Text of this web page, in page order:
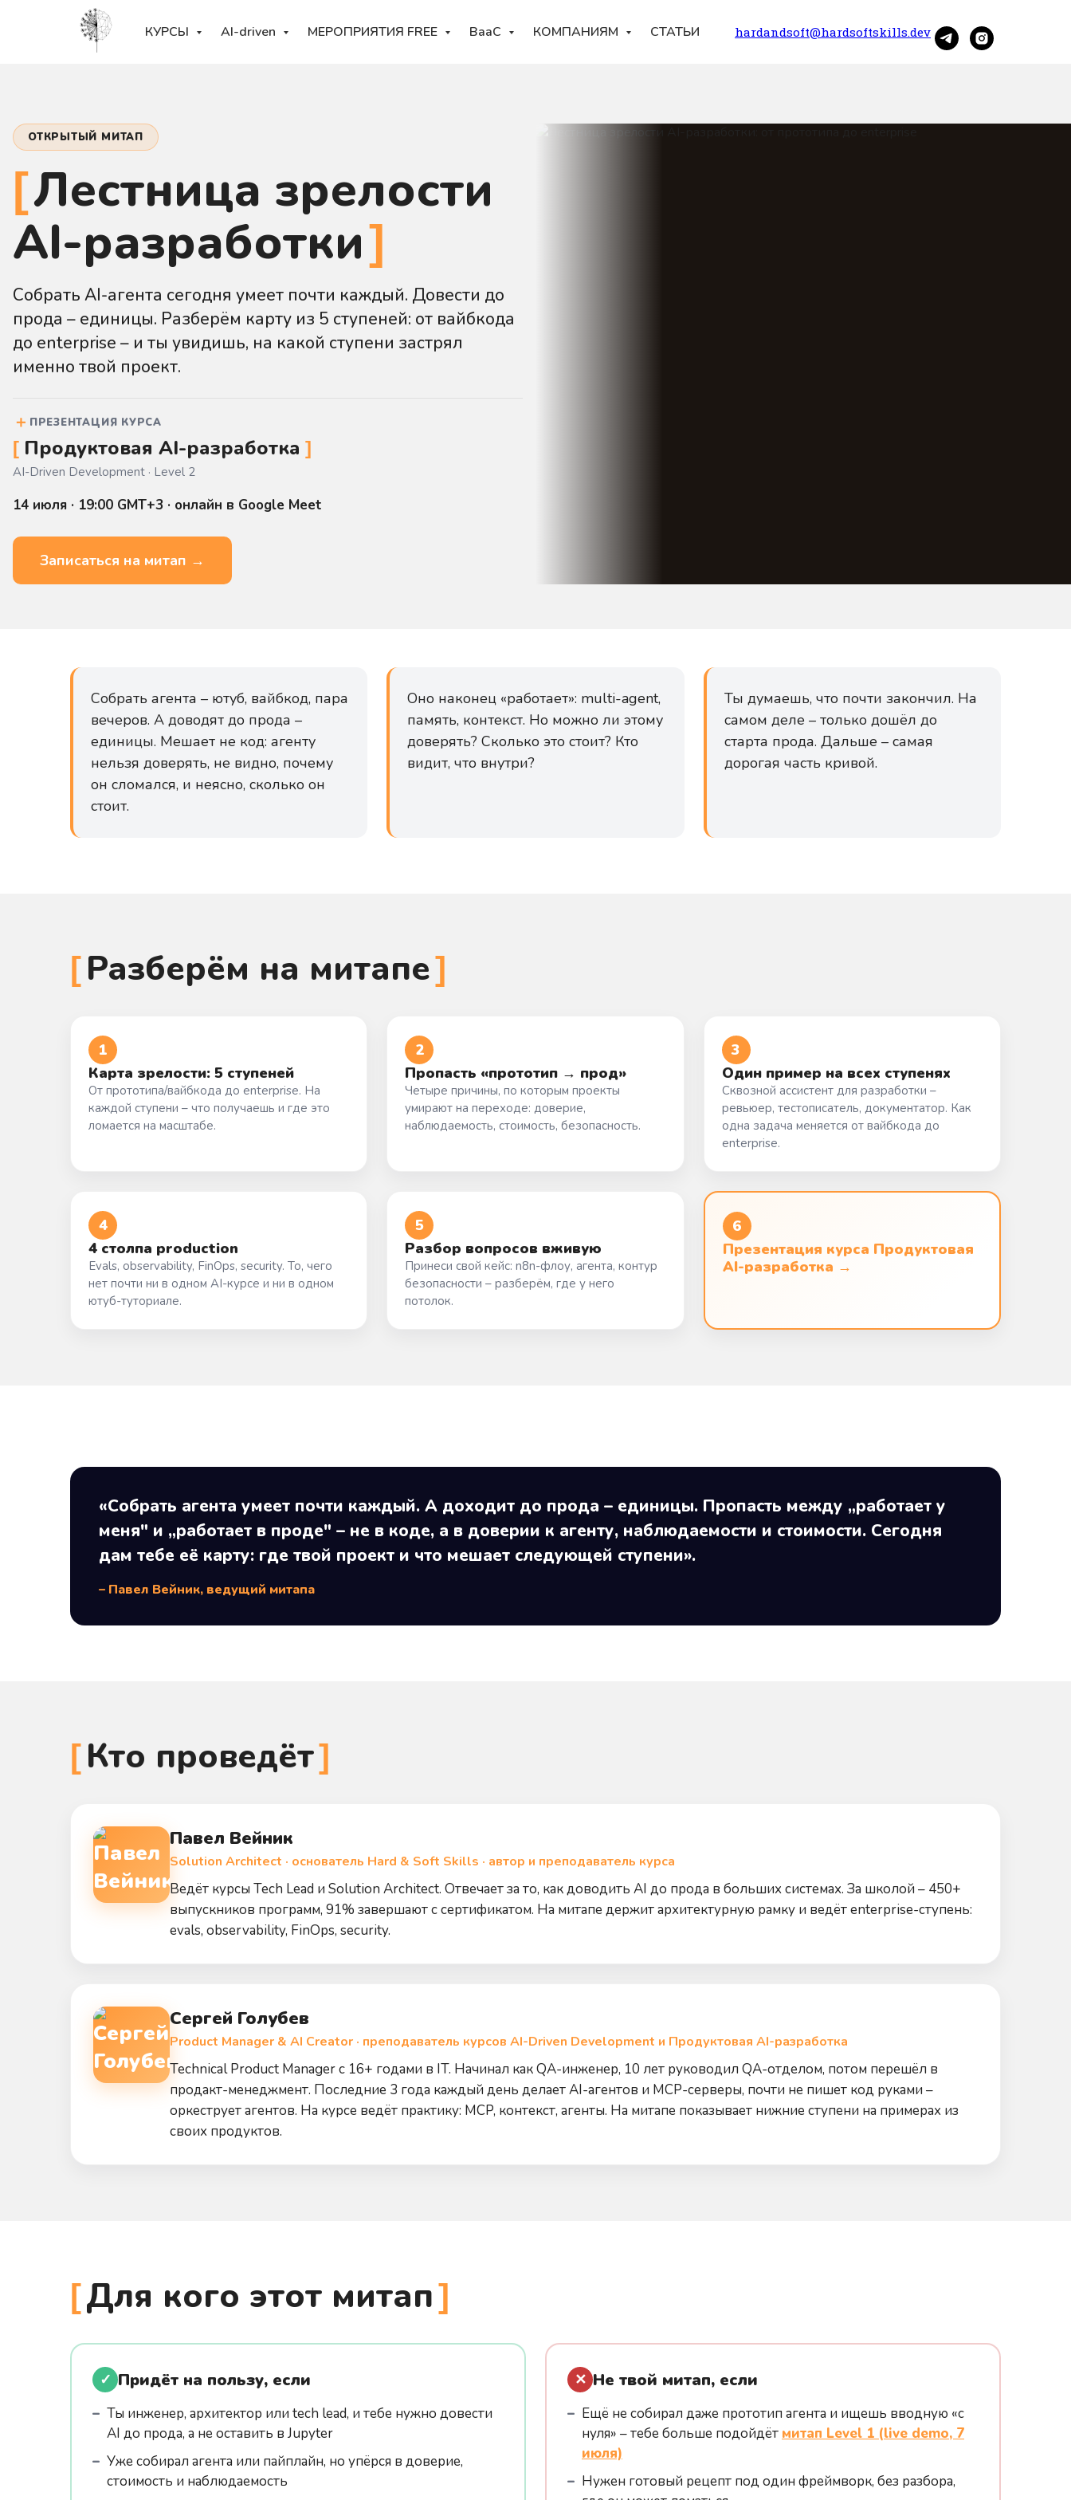
КУРСЫ AI-driven МЕРОПРИЯТИЯ FREE BaaC КОМПАНИЯМ СТАТЬИ hardandsoft@hardsoftskills.dev
ОТКРЫТЫЙ МИТАП
Лестница зрелости
AI-разработки
Собрать AI-агента сегодня умеет почти каждый. Довести до
прода – единицы. Разберём карту из 5 ступеней: от вайбкода
до enterprise – и ты увидишь, на какой ступени застрял
именно твой проект.
＋ ПРЕЗЕНТАЦИЯ КУРСА
Продуктовая AI-разработка
AI-Driven Development · Level 2
14 июля · 19:00 GMT+3 · онлайн в Google Meet
Записаться на митап →
Собрать агента – ютуб, вайбкод, пара
вечеров. А доводят до прода –
единицы. Мешает не код: агенту
нельзя доверять, не видно, почему
он сломался, и неясно, сколько он
стоит.
Оно наконец «работает»: multi-agent,
память, контекст. Но можно ли этому
доверять? Сколько это стоит? Кто
видит, что внутри?
Ты думаешь, что почти закончил. На
самом деле – только дошёл до
старта прода. Дальше – самая
дорогая часть кривой.
Разберём на митапе
1
Карта зрелости: 5 ступеней
От прототипа/вайбкода до enterprise. На
каждой ступени – что получаешь и где это
ломается на масштабе.
2
Пропасть «прототип → прод»
Четыре причины, по которым проекты
умирают на переходе: доверие,
наблюдаемость, стоимость, безопасность.
3
Один пример на всех ступенях
Сквозной ассистент для разработки –
ревьюер, тестописатель, документатор. Как
одна задача меняется от вайбкода до
enterprise.
4
4 столпа production
Evals, observability, FinOps, security. То, чего
нет почти ни в одном AI-курсе и ни в одном
ютуб-туториале.
5
Разбор вопросов вживую
Принеси свой кейс: n8n-флоу, агента, контур
безопасности – разберём, где у него
потолок.
6
Презентация курса Продуктовая
AI-разработка →
«Собрать агента умеет почти каждый. А доходит до прода – единицы. Пропасть между „работает у
меня" и „работает в проде" – не в коде, а в доверии к агенту, наблюдаемости и стоимости. Сегодня
дам тебе её карту: где твой проект и что мешает следующей ступени».
– Павел Вейник, ведущий митапа
Кто проведёт
Павел Вейник
Solution Architect · основатель Hard & Soft Skills · автор и преподаватель курса
Ведёт курсы Tech Lead и Solution Architect. Отвечает за то, как доводить AI до прода в больших системах. За школой – 450+
выпускников программ, 91% завершают с сертификатом. На митапе держит архитектурную рамку и ведёт enterprise-ступень:
evals, observability, FinOps, security.
Сергей Голубев
Product Manager & AI Creator · преподаватель курсов AI-Driven Development и Продуктовая AI-разработка
Technical Product Manager с 16+ годами в IT. Начинал как QA-инженер, 10 лет руководил QA-отделом, потом перешёл в
продакт-менеджмент. Последние 3 года каждый день делает AI-агентов и MCP-серверы, почти не пишет код руками –
оркеструет агентов. На курсе ведёт практику: MCP, контекст, агенты. На митапе показывает нижние ступени на примерах из
своих продуктов.
Для кого этот митап
✓ Придёт на пользу, если
Ты инженер, архитектор или tech lead, и тебе нужно довести
AI до прода, а не оставить в Jupyter
Уже собирал агента или пайплайн, но упёрся в доверие,
стоимость и наблюдаемость
✕ Не твой митап, если
Ещё не собирал даже прототип агента и ищешь вводную «с
нуля» – тебе больше подойдёт митап Level 1 (live demo, 7
июля)
Нужен готовый рецепт под один фреймворк, без разбора,